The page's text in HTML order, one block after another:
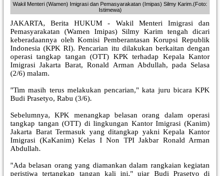
Wakil Menteri (Wamen) Imigrasi dan Pemasyarakatan (Imipas) Silmy Karim.(Foto:
Istimewa)
JAKARTA, Berita HUKUM - Wakil Menteri Imigrasi dan
Pemasyarakatan (Wamen Imipas) Silmy Karim tengah dicari
keberadaannya oleh Komisi Pemberantasan Korupsi Republik
Indonesia (KPK RI). Pencarian itu dilakukan berkaitan dengan
operasi tangkap tangan (OTT) KPK terhadap Kepala Kantor
Imigrasi Jakarta Barat, Ronald Arman Abdullah, pada Selasa
(2/6) malam.
"Tim masih terus melakukan pencarian," kata juru bicara KPK
Budi Prasetyo, Rabu (3/6).
Sebelumnya, KPK menangkap belasan orang dalam operasi
tangkap tangan (OTT) di lingkungan Kantor Imigrasi (Kanim)
Jakarta Barat Termasuk yang ditangkap yakni Kepala Kantor
Imigrasi (KaKanim) Kelas I Non TPI Jakbar Ronald Arman
Abdullah.
"Ada belasan orang yang diamankan dalam rangkaian kegiatan
peristiwa tertangkap tangan kali ini," ujar Budi Prasetyo di